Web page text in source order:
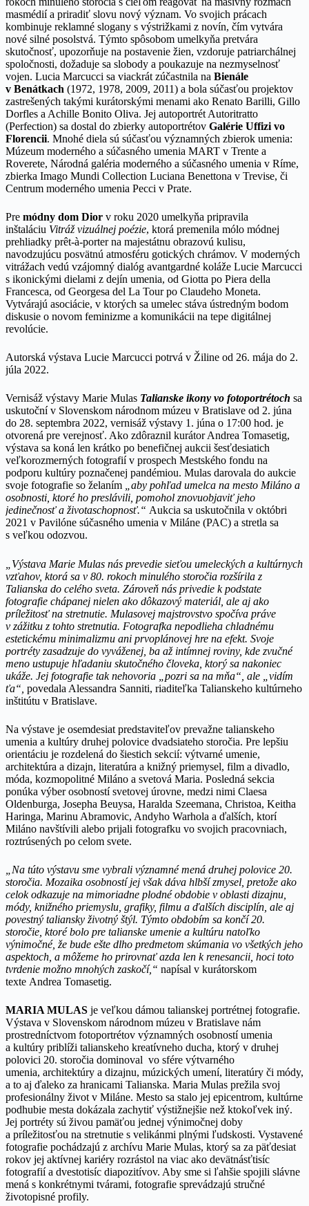
masmédií a priradiť slovu nový význam. Vo svojich prácach
kombinuje reklamné slogany s výstrižkami z novín, čím vytvára
nové silné posolstvá. Týmto spôsobom umelkyňa pretvára
skutočnosť, upozorňuje na postavenie žien, vzdoruje patriarchálnej
spoločnosti, dožaduje sa slobody a poukazuje na nezmyselnosť
vojen. Lucia Marcucci sa viackrát zúčastnila na Bienále
v Benátkach (1972, 1978, 2009, 2011) a bola súčasťou projektov
zastrešených takými kurátorskými menami ako Renato Barilli, Gillo
Dorfles a Achille Bonito Oliva. Jej autoportrét Autoritratto
(Perfection) sa dostal do zbierky autoportrétov Galérie Uffizi vo
Florencii. Mnohé diela sú súčasťou významných zbierok umenia:
Múzeum moderného a súčasného umenia MART v Trente a
Roverete, Národná galéria moderného a súčasného umenia v Ríme,
zbierka Imago Mundi Collection Luciana Benettona v Trevise, či
Centrum moderného umenia Pecci v Prate.
Pre módny dom Dior v roku 2020 umelkyňa pripravila
inštaláciu Vitráž vizuálnej poézie, ktorá premenila mólo módnej
prehliadky prêt-à-porter na majestátnu obrazovú kulisu,
navodzujúcu posvätnú atmosféru gotických chrámov. V moderných
vitrážach vedú vzájomný dialóg avantgardné koláže Lucie Marcucci
s ikonickými dielami z dejín umenia, od Giotta po Piera della
Francesca, od Georgesa del La Tour po Claudeho Moneta.
Vytvárajú asociácie, v ktorých sa umelec stáva ústredným bodom
diskusie o novom feminizme a komunikácii na tepe digitálnej
revolúcie.
Autorská výstava Lucie Marcucci potrvá v Žiline od 26. mája do 2.
júla 2022.
Vernisáž výstavy Marie Mulas Talianske ikony vo fotoportrétoch sa
uskutoční v Slovenskom národnom múzeu v Bratislave od 2. júna
do 28. septembra 2022, vernisáž výstavy 1. júna o 17:00 hod. je
otvorená pre verejnosť. Ako zdôraznil kurátor Andrea Tomasetig,
výstava sa koná len krátko po benefičnej aukcii šesťdesiatich
veľkorozmerných fotografií v prospech Mestského fondu na
podporu kultúry poznačenej pandémiou. Mulas darovala do aukcie
svoje fotografie so želaním
„aby pohľad umelca na mesto Miláno a
osobnosti, ktoré ho preslávili, pomohol znovuobjaviť jeho
jedinečnosť a životaschopnosť.“ Aukcia sa uskutočnila v októbri
2021 v Pavilóne súčasného umenia v Miláne (PAC) a stretla sa
s veľkou odozvou.
„Výstava Marie Mulas nás prevedie sieťou umeleckých a kultúrnych
vzťahov, ktorá sa v 80. rokoch minulého storočia rozšírila z
Talianska do celého sveta. Zároveň nás privedie k podstate
fotografie chápanej nielen ako dôkazový materiál, ale aj ako
príležitosť na stretnutie. Mulasovej majstrovstvo spočíva práve
v zážitku z tohto stretnutia. Fotografka nepodlieha chladnému
estetickému minimalizmu ani prvoplánovej hre na efekt. Svoje
portréty zasadzuje do vyváženej, ba až intímnej roviny, kde zvučné
meno ustupuje hľadaniu skutočného človeka, ktorý sa nakoniec
ukáže. Jej fotografie tak nehovoria „pozri sa na mňa“, ale „vidím
ťa“, povedala Alessandra Sanniti, riaditeľka Talianskeho kultúrneho
inštitútu v Bratislave.
Na výstave je osemdesiat predstaviteľov prevažne talianskeho
umenia a kultúry druhej polovice dvadsiateho storočia. Pre lepšiu
orientáciu je rozdelená do šiestich sekcií: výtvarné umenie,
architektúra a dizajn, literatúra a knižný priemysel, film a divadlo,
móda, kozmopolitné Miláno a svetová Maria. Posledná sekcia
ponúka výber osobností svetovej úrovne, medzi nimi Claesa
Oldenburga, Josepha Beuysa, Haralda Szeemana, Christoa, Keitha
Haringa, Marinu Abramovic, Andyho Warhola a ďalších, ktorí
Miláno navštívili alebo prijali fotografku vo svojich pracovniach,
roztrúsených po celom svete.
Na túto výstavu sme vybrali významné mená druhej polovice 20.
storočia. Mozaika osobností jej však dáva hlbší zmysel, pretože ako
celok odkazuje na mimoriadne plodné obdobie v oblasti dizajnu,
módy, knižného priemyslu, grafiky, filmu a ďalších disciplín, ale aj
povestný taliansky životný štýl. Týmto obdobím sa končí 20.
storočie, ktoré bolo pre talianske umenie a kultúru natoľko
výnimočné, že bude ešte dlho predmetom skúmania vo všetkých jeho
aspektoch, a môžeme ho prirovnať azda len k renesancii, hoci toto
tvrdenie možno mnohých zaskočí,“ napísal v kurátorskom
texte Andrea Tomasetig.
MARIA MULAS je veľkou dámou talianskej portrétnej fotografie.
Výstava v Slovenskom národnom múzeu v Bratislave nám
prostredníctvom fotoportrétov významných osobností umenia
a kultúry priblíži talianskeho kreatívneho ducha, ktorý v druhej
polovici 20. storočia dominoval vo sfére výtvarného
umenia, architektúry a dizajnu, múzických umení, literatúry či módy,
a to aj ďaleko za hranicami Talianska. Maria Mulas prežila svoj
profesionálny život v Miláne. Mesto sa stalo jej epicentrom, kultúrne
podhubie mesta dokázala zachytiť výstižnejšie než ktokoľvek iný.
Jej portréty sú živou pamäťou jednej výnimočnej doby
a príležitosťou na stretnutie s velikánmi plnými ľudskosti. Vystavené
fotografie pochádzajú z archívu Marie Mulas, ktorý sa za päťdesiat
rokov jej aktívnej kariéry rozrástol na viac ako devätnásťtisíc
fotografií a dvestotisíc diapozitívov. Aby sme si ľahšie spojili slávne
mená s konkrétnymi tvárami, fotografie sprevádzajú stručné
životopisné profily.